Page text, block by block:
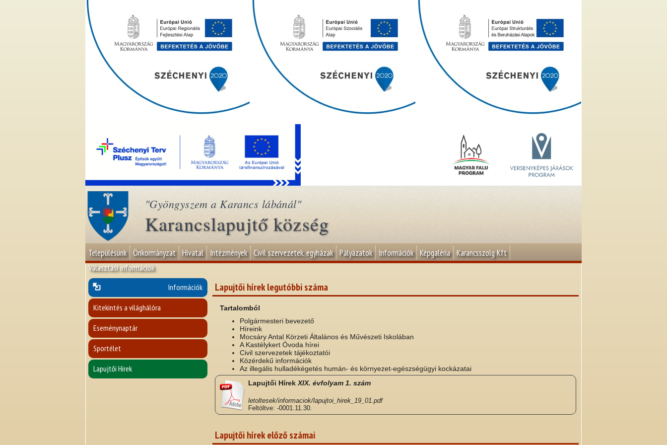
"Gyöngyszem a Karancs lábánál"
Karancslapujtő község
Településünk Önkormányzat Hivatal Intézmények Civil szervezetek, egyházak Pályázatok Információk Képgaléria Karancsszolg Kft
Választási információk
Információk
Kitekintés a világhálóra
Eseménynaptár
Sportélet
Lapujtői Hírek
Lapujtői hírek legutóbbi száma
Tartalomból
Polgármesteri bevezető
Híreink
Mocsáry Antal Körzeti Általános és Művészeti Iskolában
A Kastélykert Óvoda hírei
Civil szervezetek tájékoztatói
Közérdekű információk
Az illegális hulladékégetés humán- és környezet-egészségügyi kockázatai
Lapujtői Hírek XIX. évfolyam 1. szám
letoltesek/informaciok/lapujtoi_hirek_19_01.pdf
Feltöltve: -0001.11.30.
Lapujtői hírek előző számai